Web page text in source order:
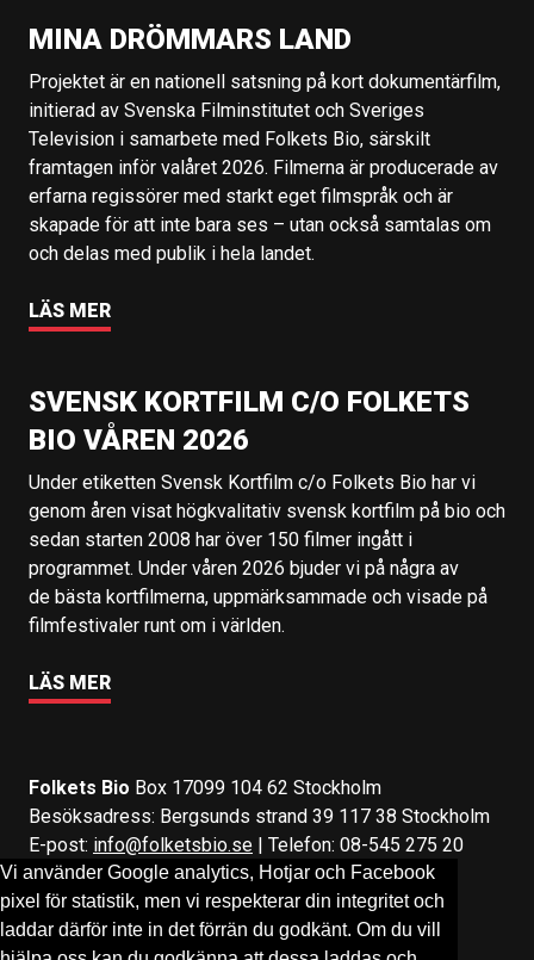
Vi använder Google analytics, Hotjar och Facebook
pixel för statistik, men vi respekterar din integritet och
laddar därför inte in det förrän du godkänt. Om du vill
MINA DRÖMMARS LAND
Projektet är en nationell satsning på kort dokumentärfilm,
initierad av Svenska Filminstitutet och Sveriges
Television i samarbete med Folkets Bio, särskilt
framtagen inför valåret 2026. Filmerna är producerade av
erfarna regissörer med starkt eget filmspråk och är
skapade för att inte bara ses – utan också samtalas om
och delas med publik i hela landet.
LÄS MER
SVENSK KORTFILM C/O FOLKETS
BIO VÅREN 2026
Under etiketten Svensk Kortfilm c/o Folkets Bio har vi
genom åren visat högkvalitativ svensk kortfilm på bio och
sedan starten 2008 har över 150 filmer ingått i
programmet. Under våren 2026 bjuder vi på några av
de bästa kortfilmerna, uppmärksammade och visade på
filmfestivaler runt om i världen.
LÄS MER
Folkets Bio Box 17099 104 62 Stockholm
Besöksadress: Bergsunds strand 39 117 38 Stockholm
E-post: info@folketsbio.se | Telefon: 08-545 275 20
Följ oss på:Facebook&Instagram